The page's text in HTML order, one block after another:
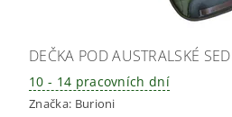
DEČKA POD AUSTRALSKÉ
10 - 14 pracovních dní
Značka: Burioni